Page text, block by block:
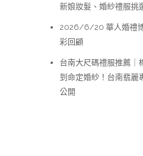
新娘妝髮、婚紗禮服挑
2026/6/20 華人婚禮
彩回顧
台南大尺碼禮服推薦｜
到命定婚紗！台南翡麗
公開